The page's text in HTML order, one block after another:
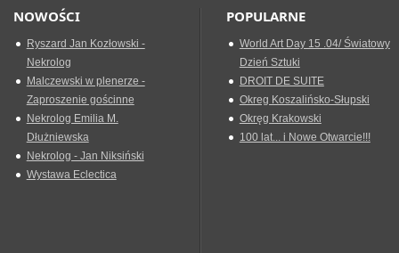
NOWOŚCI
Ryszard Jan Kozłowski -
Nekrolog
Malczewski w plenerze -
Zaproszenie gościnne
Nekrolog Emilia M.
Dłużniewska
Nekrolog - Jan Niksiński
Wystawa Eclectica
POPULARNE
World Art Day 15 .04/ Światowy
Dzień Sztuki
DROIT DE SUITE
Okreg Koszalińsko-Słupski
Okręg Krakowski
100 lat... i Nowe Otwarcie!!!